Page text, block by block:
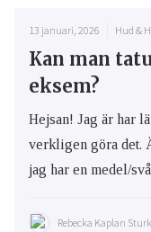
13 januari, 2026 Hud &
Kan man
eksem?
Hejsan! Jag är har
verkligen göra det.
jag har en medel/
Rebecka Kaplan Sturk